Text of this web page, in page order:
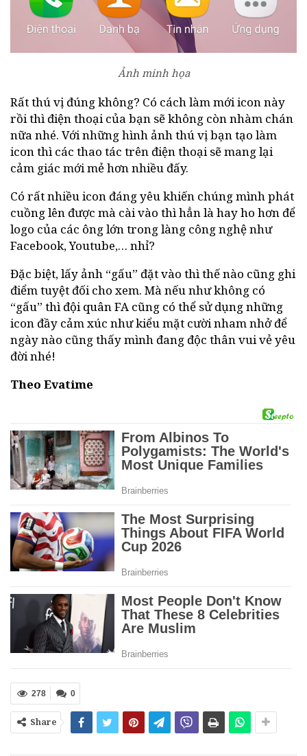
Ảnh minh họa
Rất thú vị đúng không? Có cách làm mới icon này
rồi thì điện thoại của bạn sẽ không còn nhàm chán
nữa nhé. Với những hình ảnh thú vị bạn tạo làm
icon thì các thao tác trên điện thoại sẽ mang lại
cảm giác mới mẻ hơn nhiều đấy.
Có rất nhiều icon đáng yêu khiến chúng mình phát
cuồng lên được mà cài vào thì hẳn là hay ho hơn để
logo của các ông lớn trong làng công nghệ như
Facebook, Youtube,… nhỉ?
Đặc biệt, lấy ảnh “gấu” đặt vào thì thế nào cũng ghi
điểm tuyệt đối cho xem. Mà nếu như không có
“gấu” thì đội quân FA cũng có thể sử dụng những
icon đầy cảm xúc như kiểu mặt cười nham nhở để
ngày nào cũng thấy mình đang độc thân vui vẻ yêu
đời nhé!
Theo Evatime
0
278
Share